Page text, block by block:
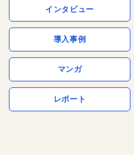
インタビュー
導入事例
マンガ
レポート